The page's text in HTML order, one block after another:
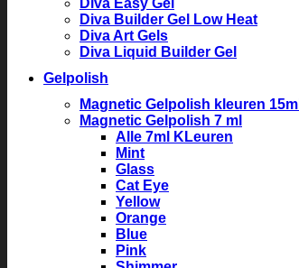
Diva Easy Gel
Diva Builder Gel Low Heat
Diva Art Gels
Diva Liquid Builder Gel
Gelpolish
Magnetic Gelpolish kleuren 15ml
Magnetic Gelpolish 7 ml
Alle 7ml KLeuren
Mint
Glass
Cat Eye
Yellow
Orange
Blue
Pink